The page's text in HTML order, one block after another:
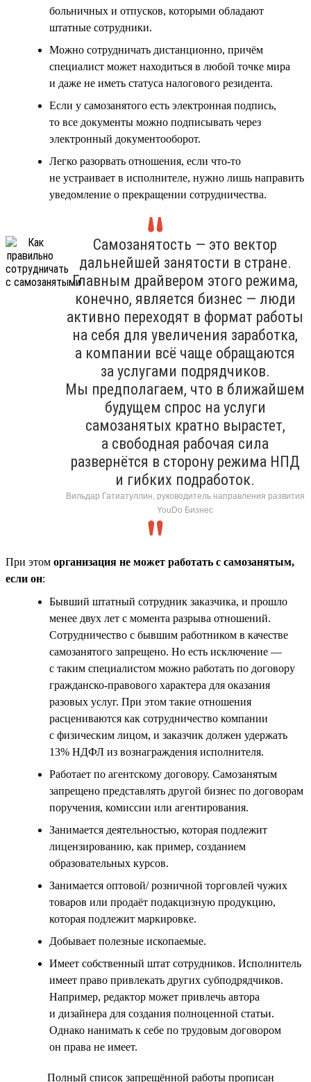
больничных и отпусков, которыми обладают
штатные сотрудники.
Можно сотрудничать дистанционно, причём
специалист может находиться в любой точке мира
и даже не иметь статуса налогового резидента.
Если у самозанятого есть электронная подпись,
то все документы можно подписывать через
электронный документооборот.
Легко разорвать отношения, если что-то
не устраивает в исполнителе, нужно лишь направить
уведомление о прекращении сотрудничества.
Самозанятость — это вектор
дальнейшей занятости в стране.
Главным драйвером этого режима,
конечно, является бизнес — люди
активно переходят в формат работы
на себя для увеличения заработка,
а компании всё чаще обращаются
за услугами подрядчиков.
Мы предполагаем, что в ближайшем
будущем спрос на услуги
самозанятых кратно вырастет,
а свободная рабочая сила
развернётся в сторону режима НПД
и гибких подработок.
Вильдар Гатиатуллин, руководитель направления развития
YouDo Бизнес
При этом организация не может работать с самозанятым,
если он:
Бывший штатный сотрудник заказчика, и прошло
менее двух лет с момента разрыва отношений.
Сотрудничество с бывшим работником в качестве
самозанятого запрещено. Но есть исключение —
с таким специалистом можно работать по договору
гражданско-правового характера для оказания
разовых услуг. При этом такие отношения
расцениваются как сотрудничество компании
с физическим лицом, и заказчик должен удержать
13% НДФЛ из вознаграждения исполнителя.
Работает по агентскому договору. Самозанятым
запрещено представлять другой бизнес по договорам
поручения, комиссии или агентирования.
Занимается деятельностью, которая подлежит
лицензированию, как пример, созданием
образовательных курсов.
Занимается оптовой/ розничной торговлей чужих
товаров или продаёт подакцизную продукцию,
которая подлежит маркировке.
Добывает полезные ископаемые.
Имеет собственный штат сотрудников. Исполнитель
имеет право привлекать других субподрядчиков.
Например, редактор может привлечь автора
и дизайнера для создания полноценной статьи.
Однако нанимать к себе по трудовым договором
он права не имеет.
Полный список запрещённой работы прописан